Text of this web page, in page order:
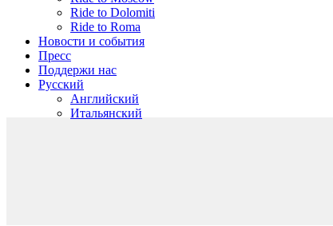
Ride to Dolomiti
Ride to Roma
Новости и события
Пресс
Поддержи нас
Русский
Английский
Итальянский